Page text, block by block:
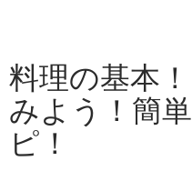
料理の基本
みよう！簡
ピ！